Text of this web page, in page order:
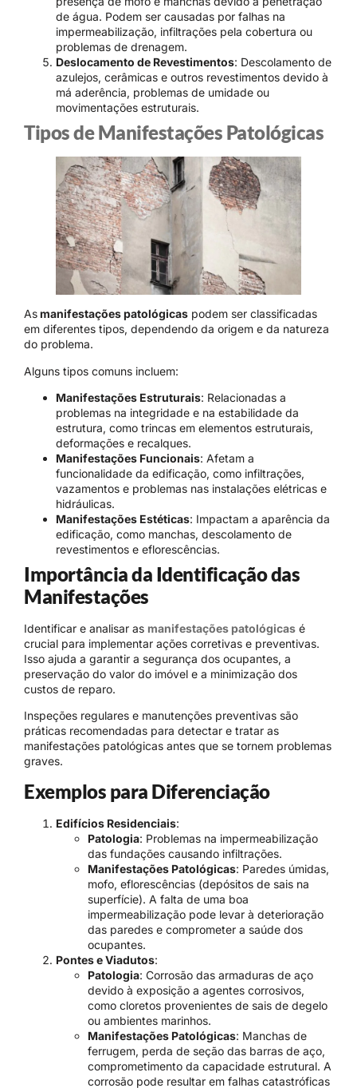
de água. Podem ser causadas por falhas na
impermeabilização, infiltrações pela cobertura ou
problemas de drenagem.
Deslocamento de Revestimentos: Descolamento de
azulejos, cerâmicas e outros revestimentos devido à
má aderência, problemas de umidade ou
movimentações estruturais.
Tipos de Manifestações Patológicas
Asmanifestações patológicas podem ser classificadas
em diferentes tipos, dependendo da origem e da natureza
do problema.
Alguns tipos comuns incluem:
Manifestações Estruturais: Relacionadas a
problemas na integridade e na estabilidade da
estrutura, como trincas em elementos estruturais,
deformações e recalques.
Manifestações Funcionais: Afetam a
funcionalidade da edificação, como infiltrações,
vazamentos e problemas nas instalações elétricas e
hidráulicas.
Manifestações Estéticas: Impactam a aparência da
edificação, como manchas, descolamento de
revestimentos e eflorescências.
Importância da Identificação das
Manifestações
Identificar e analisar as manifestações patológicas é
crucial para implementar ações corretivas e preventivas.
Isso ajuda a garantir a segurança dos ocupantes, a
preservação do valor do imóvel e a minimização dos
custos de reparo.
Inspeções regulares e manutenções preventivas são
práticas recomendadas para detectar e tratar as
manifestações patológicas antes que se tornem problemas
graves.
Exemplos para Diferenciação
Edifícios Residenciais:
Patologia: Problemas na impermeabilização
das fundações causando infiltrações.
Manifestações Patológicas: Paredes úmidas,
mofo, eflorescências (depósitos de sais na
superfície). A falta de uma boa
impermeabilização pode levar à deterioração
das paredes e comprometer a saúde dos
ocupantes.
Pontes e Viadutos:
Patologia: Corrosão das armaduras de aço
devido à exposição a agentes corrosivos,
como cloretos provenientes de sais de degelo
ou ambientes marinhos.
Manifestações Patológicas: Manchas de
ferrugem, perda de seção das barras de aço,
comprometimento da capacidade estrutural. A
corrosão pode resultar em falhas catastróficas